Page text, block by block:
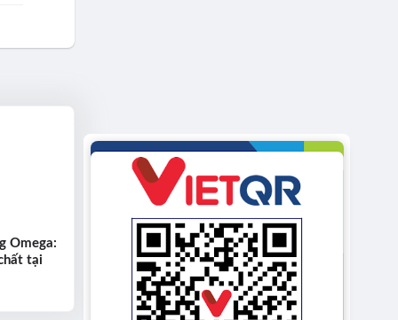
Omega:
tại